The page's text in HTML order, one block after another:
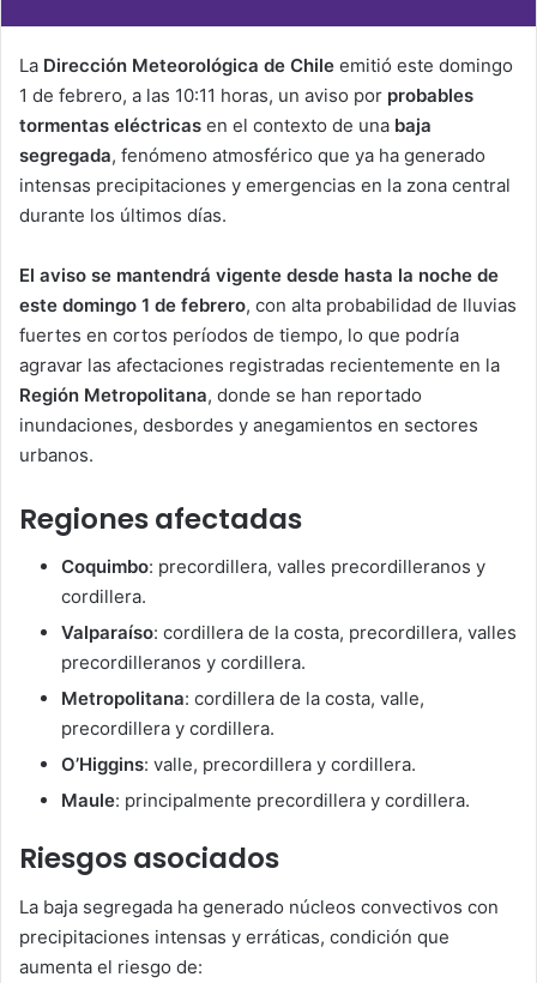
La Dirección Meteorológica de Chile emitió este domingo
1 de febrero, a las 10:11 horas, un aviso por probables
tormentas eléctricas en el contexto de una baja
segregada, fenómeno atmosférico que ya ha generado
intensas precipitaciones y emergencias en la zona central
durante los últimos días.
El aviso se mantendrá vigente desde hasta la noche de
este domingo 1 de febrero, con alta probabilidad de lluvias
fuertes en cortos períodos de tiempo, lo que podría
agravar las afectaciones registradas recientemente en la
Región Metropolitana, donde se han reportado
inundaciones, desbordes y anegamientos en sectores
urbanos.
Regiones afectadas
Coquimbo: precordillera, valles precordilleranos y
cordillera.
Valparaíso: cordillera de la costa, precordillera, valles
precordilleranos y cordillera.
Metropolitana: cordillera de la costa, valle,
precordillera y cordillera.
O’Higgins: valle, precordillera y cordillera.
Maule: principalmente precordillera y cordillera.
Riesgos asociados
La baja segregada ha generado núcleos convectivos con
precipitaciones intensas y erráticas, condición que
aumenta el riesgo de: